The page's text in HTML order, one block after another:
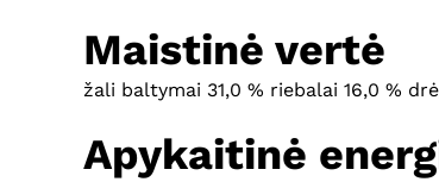
Maistinė vertė
žali baltymai 31,0 % riebalai 16,0 %
Apykaitinė